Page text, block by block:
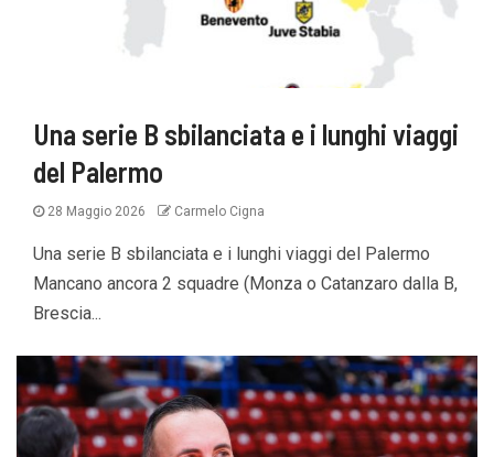
Una serie B sbilanciata e i lunghi viaggi
del Palermo
28 Maggio 2026 Carmelo Cigna
Una serie B sbilanciata e i lunghi viaggi del Palermo
Mancano ancora 2 squadre (Monza o Catanzaro dalla B,
Brescia...